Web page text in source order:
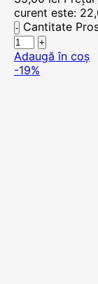
curent este:
Cantitate
Adaugă în coș
-19%